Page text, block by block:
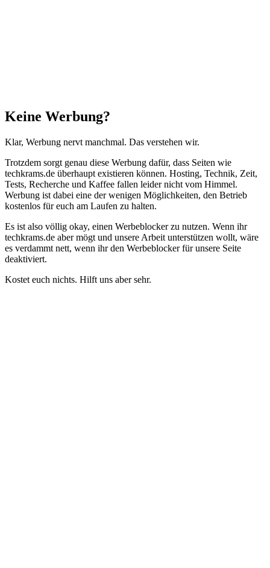
Schließen
Keine Werbung?
Klar, Werbung nervt manchmal. Das verstehen wir.
Trotzdem sorgt genau diese Werbung dafür, dass Seiten wie
techkrams.de überhaupt existieren können. Hosting, Technik, Zeit,
Tests, Recherche und Kaffee fallen leider nicht vom Himmel.
Werbung ist dabei eine der wenigen Möglichkeiten, den Betrieb
kostenlos für euch am Laufen zu halten.
Es ist also völlig okay, einen Werbeblocker zu nutzen. Wenn ihr
techkrams.de aber mögt und unsere Arbeit unterstützen wollt, wäre
es verdammt nett, wenn ihr den Werbeblocker für unsere Seite
deaktiviert.
Kostet euch nichts. Hilft uns aber sehr.